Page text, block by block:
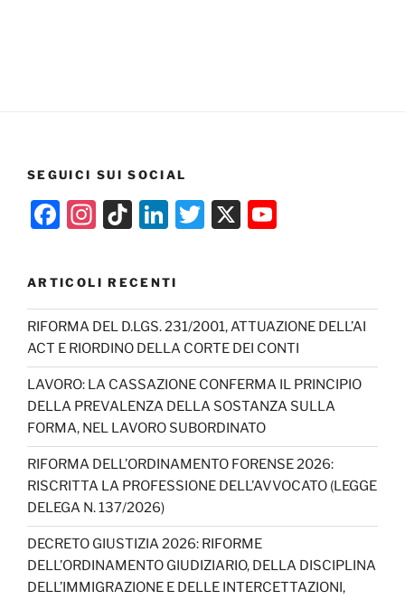
SEGUICI SUI SOCIAL
F
c
e
b
o
o
k
In
a
gr
a
m
Ti
T
o
k
Li
k
e
dI
n
T
er
X
T
u
b
e
C
h
a
n
n
el
ARTICOLI RECENTI
RIFORMA DEL D.LGS. 231/2001, ATTUAZIONE DELL’AI
ACT E RIORDINO DELLA CORTE DEI CONTI
LAVORO: LA CASSAZIONE CONFERMA IL PRINCIPIO
DELLA PREVALENZA DELLA SOSTANZA SULLA
FORMA, NEL LAVORO SUBORDINATO
RIFORMA DELL’ORDINAMENTO FORENSE 2026:
RISCRITTA LA PROFESSIONE DELL’AVVOCATO (LEGGE
DELEGA N. 137/2026)
DECRETO GIUSTIZIA 2026: RIFORME
DELL’ORDINAMENTO GIUDIZIARIO, DELLA DISCIPLINA
DELL’IMMIGRAZIONE E DELLE INTERCETTAZIONI,